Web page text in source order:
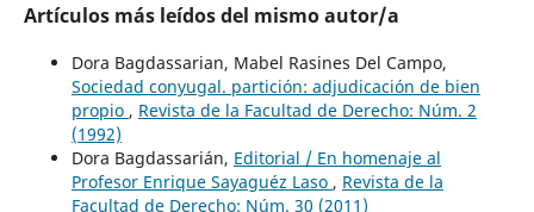
Artículos más leídos del mismo autor/a
Dora Bagdassarian, Mabel Rasines Del Campo,
Sociedad conyugal. partición: adjudicación de bien
propio , Revista de la Facultad de Derecho: Núm. 2
(1992)
Dora Bagdassarián, Editorial / En homenaje al
Profesor Enrique Sayaguéz Laso , Revista de la
Facultad de Derecho: Núm. 30 (2011)